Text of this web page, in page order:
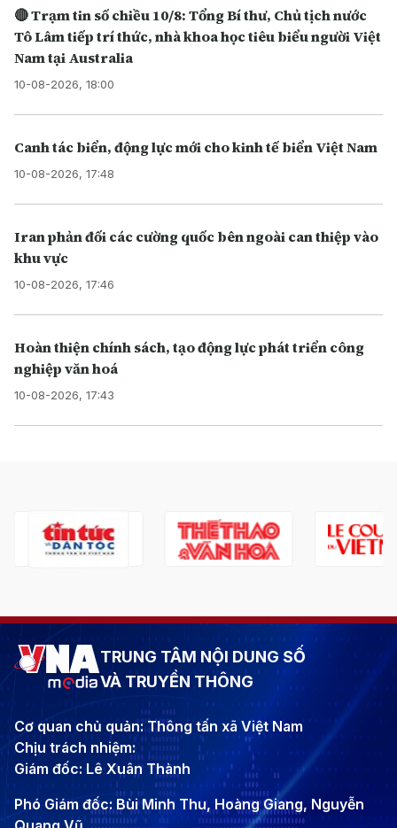
🔴 Trạm tin số chiều 10/8: Tổng Bí thư, Chủ tịch nước
Tô Lâm tiếp trí thức, nhà khoa học tiêu biểu người Việt
Nam tại Australia
10-08-2026, 18:00
Canh tác biển, động lực mới cho kinh tế biển Việt Nam
10-08-2026, 17:48
Iran phản đối các cường quốc bên ngoài can thiệp vào
khu vực
10-08-2026, 17:46
Hoàn thiện chính sách, tạo động lực phát triển công
nghiệp văn hoá
10-08-2026, 17:43
TRUNG TÂM NỘI DUNG SỐ
VÀ TRUYỀN THÔNG
Cơ quan chủ quản: Thông tấn xã Việt Nam
Chịu trách nhiệm:
Giám đốc: Lê Xuân Thành
Phó Giám đốc: Bùi Minh Thu, Hoàng Giang, Nguyễn